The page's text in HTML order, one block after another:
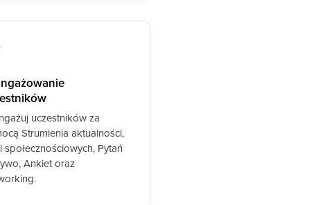
uczestników za
Strumienia aktualności,
społecznościowych, Pytań
Ankiet oraz